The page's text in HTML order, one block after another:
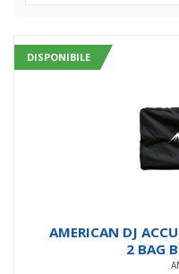
DISPONIBILE
AMERICAN DJ
2 BAG